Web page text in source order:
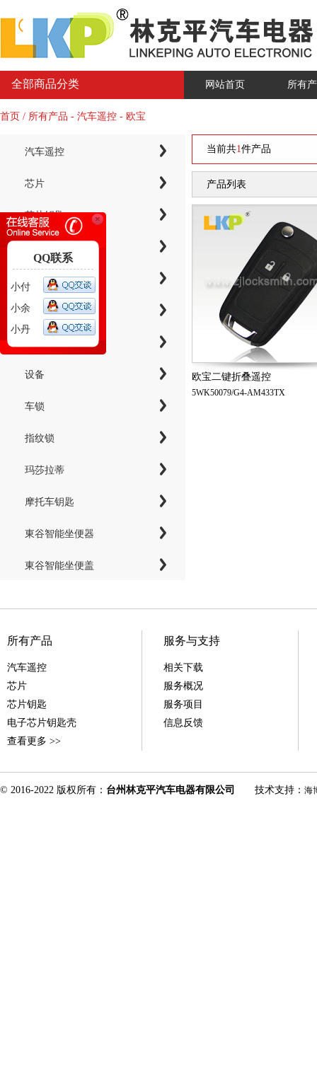
全部商品分类 网站首页 所有
首页 / 所有产品 - 汽车遥控 - 欧宝
汽车遥控
芯片
芯片钥匙
电子芯片钥匙壳
智能卡小钥匙
设备
车锁
指纹锁
玛莎拉蒂
摩托车钥匙
東谷智能坐便器
東谷智能坐便盖
当前共1件产品
产品列表
欧宝二键折叠遥控
5WK50079/G4-AM433TX
所有产品
汽车遥控
芯片
芯片钥匙
电子芯片钥匙壳
查看更多 >>
服务与支持
相关下载
服务概况
服务项目
信息反馈
© 2016-2022 版权所有： 台州林克平汽车电器有限公司 技术支持： 海
QQ联系
小付
小余
小丹